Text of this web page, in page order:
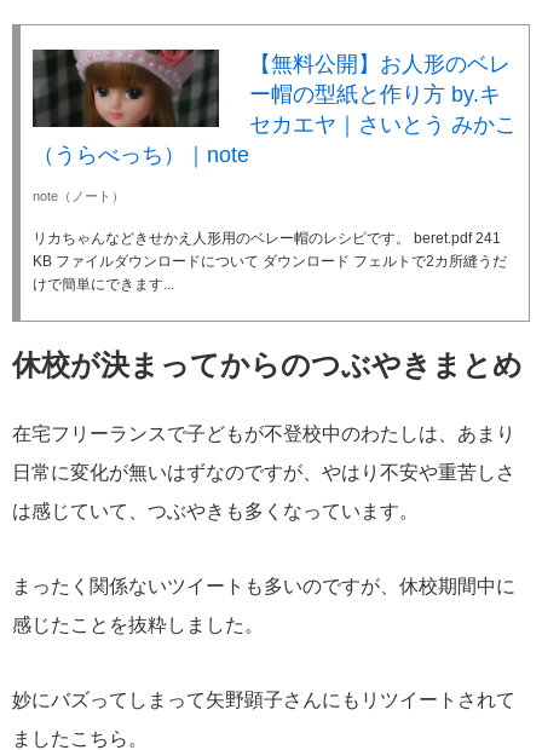
【無料公開】お人形のベレ
ー帽の型紙と作り方 by.キ
セカエヤ｜さいとう みかこ
（うらべっち）｜note
note（ノート）
リカちゃんなどきせかえ人形用のベレー帽のレシピです。 beret.pdf 241
KB ファイルダウンロードについて ダウンロード フェルトで2カ所縫うだ
けで簡単にできます...
休校が決まってからのつぶやきまとめ
在宅フリーランスで子どもが不登校中のわたしは、あまり
日常に変化が無いはずなのですが、やはり不安や重苦しさ
は感じていて、つぶやきも多くなっています。
まったく関係ないツイートも多いのですが、休校期間中に
感じたことを抜粋しました。
妙にバズってしまって矢野顕子さんにもリツイートされて
ましたこちら。